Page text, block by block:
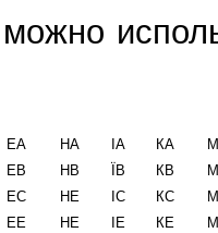
ЕА НА ІА КА
ЕВ НВ ЇВ КВ
ЕС НЕ ІС КС
ЕЕ НЕ ІЕ КЕ